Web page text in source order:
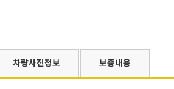
차량사진정보 보증내용